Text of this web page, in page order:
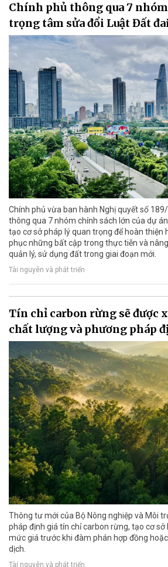
Chính phủ thông qua 7
trọng tâm sửa đổi Luật Đất
Chính phủ vừa ban hành Nghị quyết số
thông qua 7 nhóm chính sách lớn của dự
tạo cơ sở pháp lý quan trọng để hoàn thiện
phục những bất cập trong thực tiễn và
quản lý, sử dụng đất trong giai đoạn mới.
Tài nguyên và phát triển
Tín chỉ carbon rừng sẽ được
chất lượng và phương pháp
Thông tư mới của Bộ Nông nghiệp và Môi
pháp định giá tín chỉ carbon rừng, tạo cơ sở
mức giá trước khi đàm phán hợp đồng
dịch.
Tài nguyên và phát triển